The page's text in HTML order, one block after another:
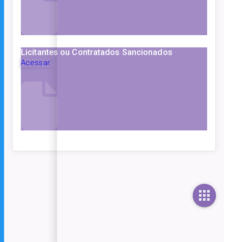
Licitantes ou Contratados Sancionados
Acessar